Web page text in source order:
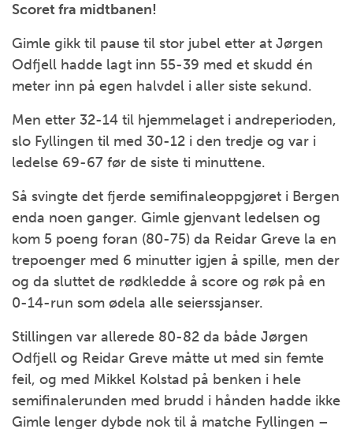
Scoret fra midtbanen!
Gimle gikk til pause til stor jubel etter at Jørgen
Odfjell hadde lagt inn 55-39 med et skudd én
meter inn på egen halvdel i aller siste sekund.
Men etter 32-14 til hjemmelaget i andreperioden,
slo Fyllingen til med 30-12 i den tredje og var i
ledelse 69-67 før de siste ti minuttene.
Så svingte det fjerde semifinaleoppgjøret i Bergen
enda noen ganger. Gimle gjenvant ledelsen og
kom 5 poeng foran (80-75) da Reidar Greve la en
trepoenger med 6 minutter igjen å spille, men der
og da sluttet de rødkledde å score og røk på en
0-14-run som ødela alle seierssjanser.
Stillingen var allerede 80-82 da både Jørgen
Odfjell og Reidar Greve måtte ut med sin femte
feil, og med Mikkel Kolstad på benken i hele
semifinalerunden med brudd i hånden hadde ikke
Gimle lenger dybde nok til å matche Fyllingen –